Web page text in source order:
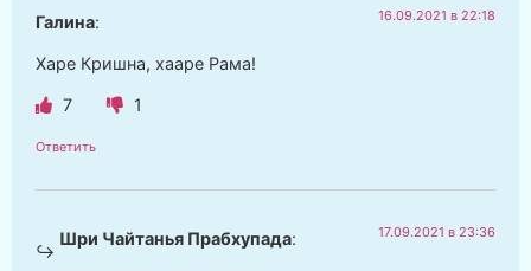
Галина: 16.09.2021 в 22:18
Харе Кришна, хааре Рама!
7 1
Ответить
Шри Чайтанья Прабхупада: 17.09.2021 в 23:36